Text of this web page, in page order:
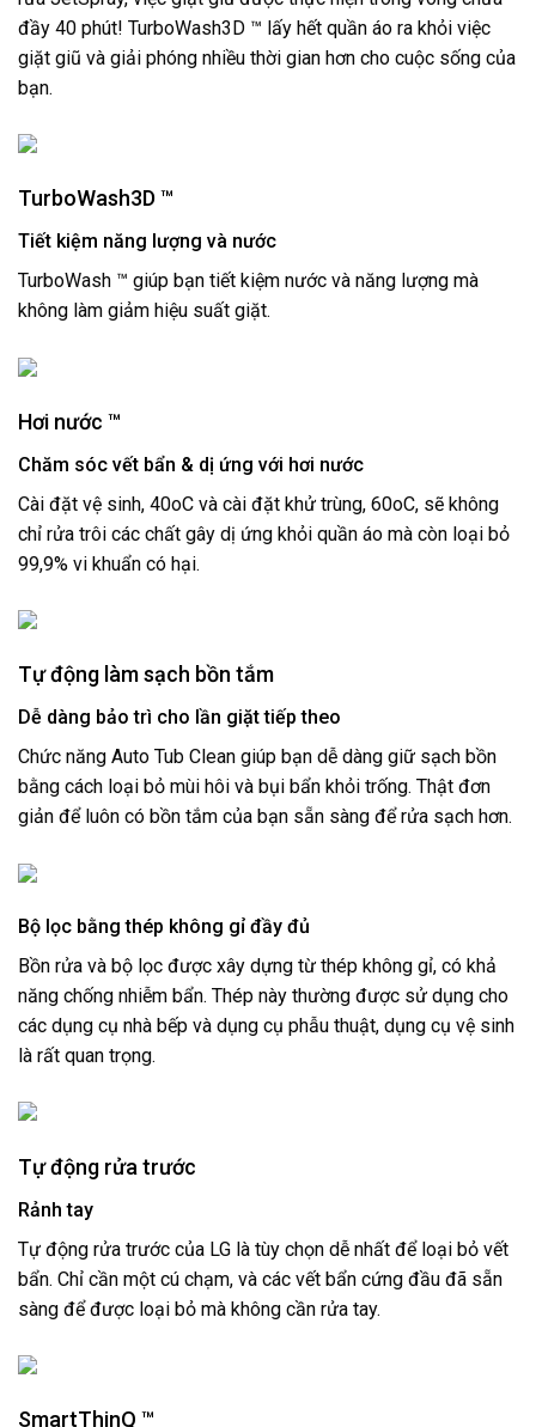
đầy 40 phút! TurboWash3D ™ lấy hết quần áo ra khỏi việc
giặt giũ và giải phóng nhiều thời gian hơn cho cuộc sống của
bạn.
TurboWash3D ™
Tiết kiệm năng lượng và nước
TurboWash ™ giúp bạn tiết kiệm nước và năng lượng mà
không làm giảm hiệu suất giặt.
Hơi nước ™
Chăm sóc vết bẩn & dị ứng với hơi nước
Cài đặt vệ sinh, 40oC và cài đặt khử trùng, 60oC, sẽ không
chỉ rửa trôi các chất gây dị ứng khỏi quần áo mà còn loại bỏ
99,9% vi khuẩn có hại.
Tự động làm sạch bồn tắm
Dễ dàng bảo trì cho lần giặt tiếp theo
Chức năng Auto Tub Clean giúp bạn dễ dàng giữ sạch bồn
bằng cách loại bỏ mùi hôi và bụi bẩn khỏi trống. Thật đơn
giản để luôn có bồn tắm của bạn sẵn sàng để rửa sạch hơn.
Bộ lọc bằng thép không gỉ đầy đủ
Bồn rửa và bộ lọc được xây dựng từ thép không gỉ, có khả
năng chống nhiễm bẩn. Thép này thường được sử dụng cho
các dụng cụ nhà bếp và dụng cụ phẫu thuật, dụng cụ vệ sinh
là rất quan trọng.
Tự động rửa trước
Rảnh tay
Tự động rửa trước của LG là tùy chọn dễ nhất để loại bỏ vết
bẩn. Chỉ cần một cú chạm, và các vết bẩn cứng đầu đã sẵn
sàng để được loại bỏ mà không cần rửa tay.
SmartThinQ ™